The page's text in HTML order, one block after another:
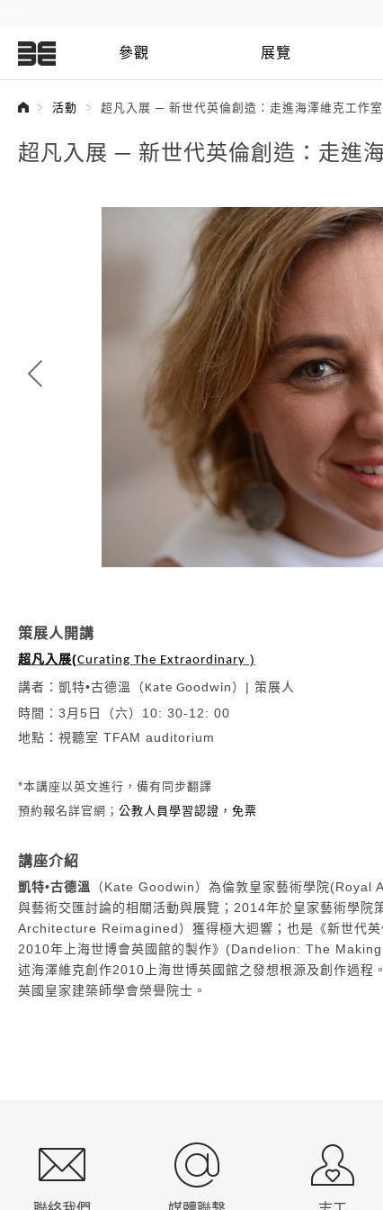
參觀 展覽
活動 超凡入展 ─ 新世代英倫創造：走進海澤維克工作室
超凡入展 ─ 新世代英倫創造：走進
策展人開講
超凡入展(Curating The Extraordinary )
講者：凱特•古德溫（ Kate Goodwin ）| 策展人
時間：3月5日（六）10: 30-12: 00
地點：視聽室 TFAM auditorium
*本講座以英文進行，備有同步翻譯
預約報名詳官網； 公教人員學習認證，免票
講座介紹
凱特•古德溫 （Kate Goodwin）為倫敦皇家藝術學院(Royal
與藝術交匯討論的相關活動與展覽；2014年於皇家藝術學院
Architecture Reimagined） 獲得極大迴響；也是《新世代
2010年上海世博會英國館的製作》(Dandelion: The
述海澤維克創作2010上海世博英國館之發想根源及創作過程
英國皇家建築師學會榮譽院士。